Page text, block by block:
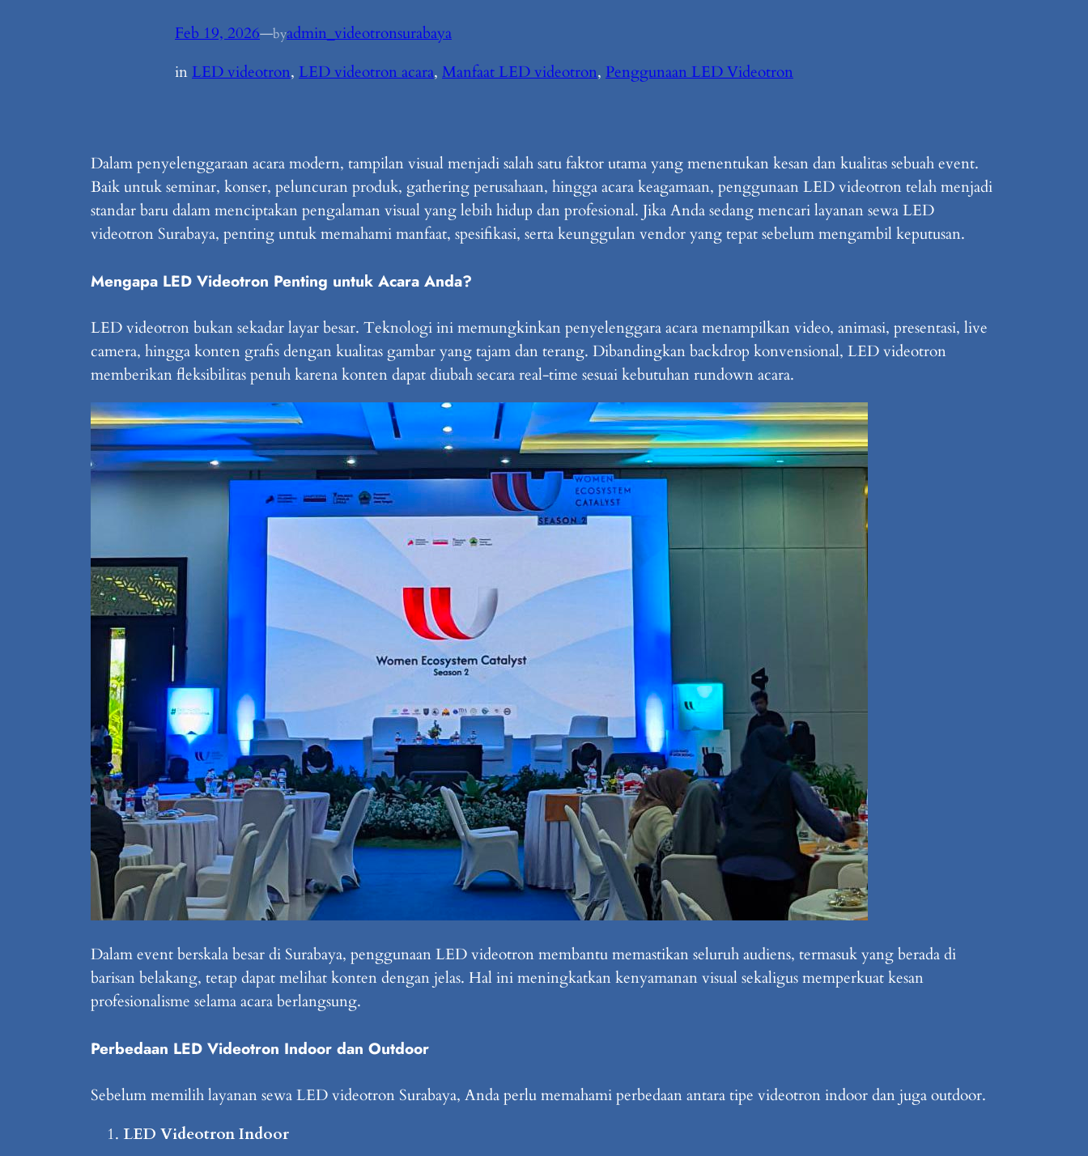
Feb 19, 2026—byadmin_videotronsurabaya
inLED videotron, LED videotron acara, Manfaat LED videotron, Penggunaan LED Videotron
Dalam penyelenggaraan acara modern, tampilan visual menjadi salah satu faktor utama yang menentukan kesan dan kualitas sebuah event.
Baik untuk seminar, konser, peluncuran produk, gathering perusahaan, hingga acara keagamaan, penggunaan LED videotron telah menjadi
standar baru dalam menciptakan pengalaman visual yang lebih hidup dan profesional. Jika Anda sedang mencari layanan sewa LED
videotron Surabaya, penting untuk memahami manfaat, spesifikasi, serta keunggulan vendor yang tepat sebelum mengambil keputusan.
Mengapa LED Videotron Penting untuk Acara Anda?
LED videotron bukan sekadar layar besar. Teknologi ini memungkinkan penyelenggara acara menampilkan video, animasi, presentasi, live
camera, hingga konten grafis dengan kualitas gambar yang tajam dan terang. Dibandingkan backdrop konvensional, LED videotron
memberikan fleksibilitas penuh karena konten dapat diubah secara real-time sesuai kebutuhan rundown acara.
Dalam event berskala besar di Surabaya, penggunaan LED videotron membantu memastikan seluruh audiens, termasuk yang berada di
barisan belakang, tetap dapat melihat konten dengan jelas. Hal ini meningkatkan kenyamanan visual sekaligus memperkuat kesan
profesionalisme selama acara berlangsung.
Perbedaan LED Videotron Indoor dan Outdoor
Sebelum memilih layanan sewa LED videotron Surabaya, Anda perlu memahami perbedaan antara tipe videotron indoor dan juga outdoor.
LED Videotron Indoor